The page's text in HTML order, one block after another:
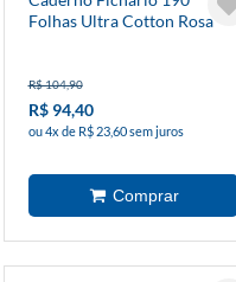
Folhas Ultra Cotton Rosa
R$ 104,90
R$ 94,40
ou 4x de R$ 23,60 sem juros